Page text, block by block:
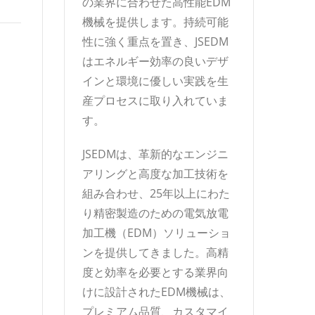
機械を提供します。持続可能
性に強く重点を置き、JSEDM
はエネルギー効率の良いデザ
インと環境に優しい実践を生
産プロセスに取り入れていま
す。
JSEDMは、革新的なエンジニ
アリングと高度な加工技術を
組み合わせ、25年以上にわた
り精密製造のための電気放電
加工機（EDM）ソリューショ
ンを提供してきました。高精
度と効率を必要とする業界向
けに設計されたEDM機械は、
プレミアム品質、カスタマイ